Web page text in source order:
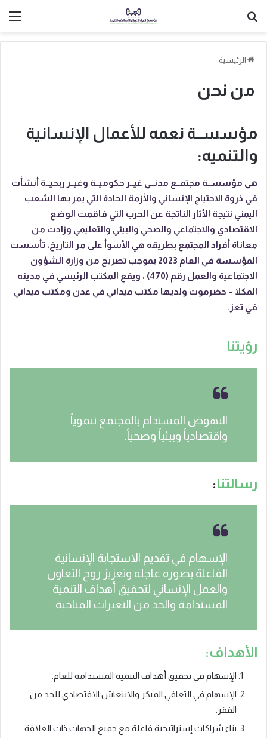
الرئيسية
من نحن
مؤسســة نعمه للأعمال الإنسانية
والتنميه:
هي مؤسســة مجتمــع مدنــي غيــر حكوميــة وغيــر ربحيــة أنشأت
في ذروة الاحتياج الإنساني والأزمة الحادة التي يمر بها الشعب
اليمني نتيجة الأثار الناتجة عن الحرب التي فاقمت الوضع
الاقتصادي والاجتماعي والصحي والبيئي والتعليمي وزادت من
معاناة أفراد المجتمع بطريقه هي الأسوأ على مر التاريخ، تأسست
المؤسسة في العام 2023 بموجب تصريح من وزارة الشؤون
الاجتماعية والعمل رقم (470) ، ويقع المكتب الرئيسي في مدينه
المكلا – حضرموت ولديها مكتب ميداني في عدن ومكتب ميداني
في تعز.
رؤيتنا
النهوض المستدام بالمجتمع تنموياً
واقتصادياً وبيئياً وصحياً.
رسالتنا:
الإسهام في تقديم الاستجابة الإنسانية
الفاعلة بصوره عاجله وتعزيز روح التعاون
والعمل الإنساني لتحقيق أهداف التنمية
المستدامة والحد من التغيرات المناخية.
الأهداف:
الإسهام في تحقيق أهداف التنمية المستدامة للعام.
الإسهام في التعافي المبكر والانتعاش الافتصادي للحد من
الفقر.
بناء شراكات إستراتيجية فاعلة مع جميع الجهات ذات العلاقة